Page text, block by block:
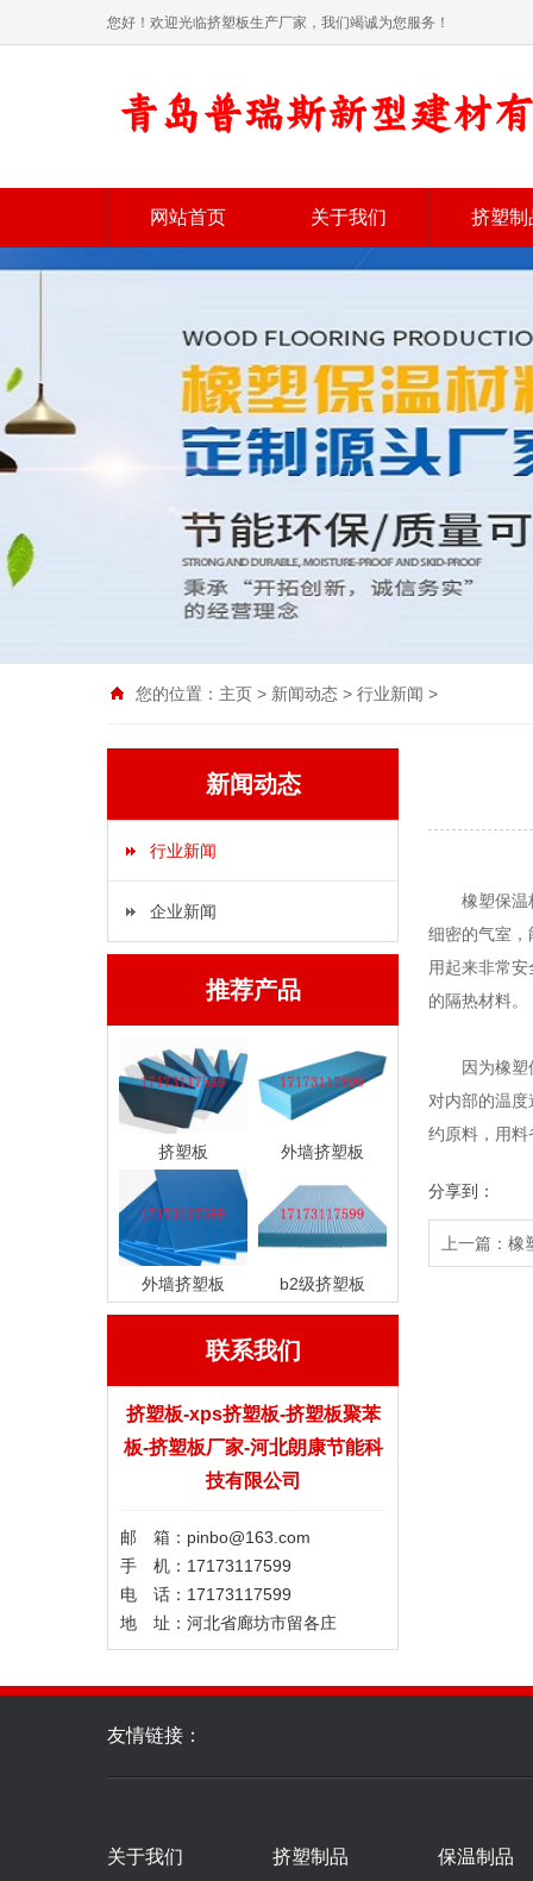
您好！欢迎光临挤塑板生产厂家，我们竭诚为您服务！
网站首页 关于我们 挤塑制
您的位置： 主页 > 新闻动态 > 行业新闻 >
新闻动态
行业新闻
企业新闻
推荐产品
挤塑板 外墙挤塑板
外墙挤塑板 b2级挤塑板
联系我们
挤塑板-xps挤塑板-挤塑板聚苯
板-挤塑板厂家-河北朗康节能科
技有限公司
邮 箱：pinbo@163.com
手 机：17173117599
电 话：17173117599
地 址：河北省廊坊市留各庄
橡塑保温板
细密的气室
用起来非常
的隔热材料。
因为橡塑保
对内部的温
约原料，用
分享到：
上一篇： 橡
友情链接：
关于我们 挤塑制品 保温制品